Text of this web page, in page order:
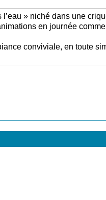
» niché dans une
en journée
conviviale, en toute